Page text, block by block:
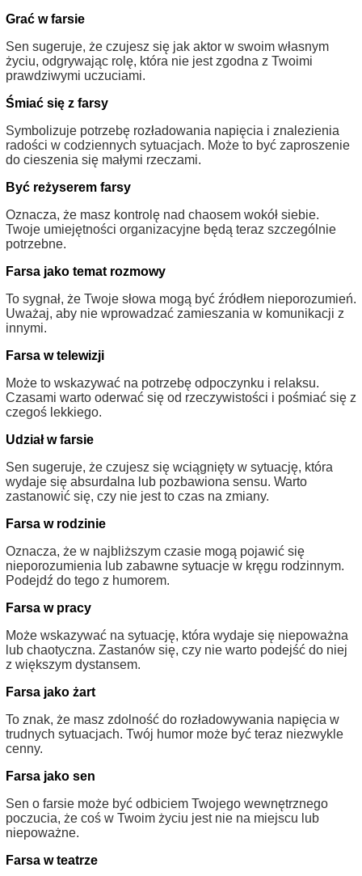
Grać w farsie
Sen sugeruje, że czujesz się jak aktor w swoim własnym
życiu, odgrywając rolę, która nie jest zgodna z Twoimi
prawdziwymi uczuciami.
Śmiać się z farsy
Symbolizuje potrzebę rozładowania napięcia i znalezienia
radości w codziennych sytuacjach. Może to być zaproszenie
do cieszenia się małymi rzeczami.
Być reżyserem farsy
Oznacza, że masz kontrolę nad chaosem wokół siebie.
Twoje umiejętności organizacyjne będą teraz szczególnie
potrzebne.
Farsa jako temat rozmowy
To sygnał, że Twoje słowa mogą być źródłem nieporozumień.
Uważaj, aby nie wprowadzać zamieszania w komunikacji z
innymi.
Farsa w telewizji
Może to wskazywać na potrzebę odpoczynku i relaksu.
Czasami warto oderwać się od rzeczywistości i pośmiać się z
czegoś lekkiego.
Udział w farsie
Sen sugeruje, że czujesz się wciągnięty w sytuację, która
wydaje się absurdalna lub pozbawiona sensu. Warto
zastanowić się, czy nie jest to czas na zmiany.
Farsa w rodzinie
Oznacza, że w najbliższym czasie mogą pojawić się
nieporozumienia lub zabawne sytuacje w kręgu rodzinnym.
Podejdź do tego z humorem.
Farsa w pracy
Może wskazywać na sytuację, która wydaje się niepoważna
lub chaotyczna. Zastanów się, czy nie warto podejść do niej
z większym dystansem.
Farsa jako żart
To znak, że masz zdolność do rozładowywania napięcia w
trudnych sytuacjach. Twój humor może być teraz niezwykle
cenny.
Farsa jako sen
Sen o farsie może być odbiciem Twojego wewnętrznego
poczucia, że coś w Twoim życiu jest nie na miejscu lub
niepoważne.
Farsa w teatrze